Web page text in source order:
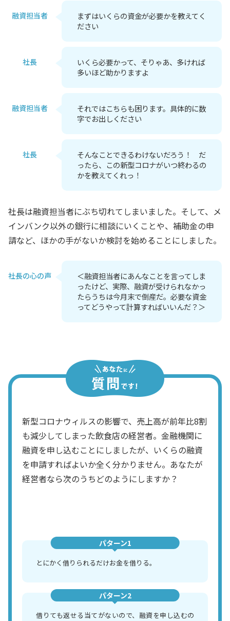
融資担当者
まずはいくらの資金が必要かを教えてく
ださい
社長
いくら必要かって、そりゃあ、多ければ
多いほど助かりますよ
融資担当者
それではこちらも困ります。具体的に数
字でお出しください
社長
そんなことできるわけないだろう！ だ
ったら、この新型コロナがいつ終わるの
かを教えてくれっ！
社長は融資担当者にぶち切れてしまいました。そして、メ
インバンク以外の銀行に相談にいくことや、補助金の申
請など、ほかの手がないか検討を始めることにしました。
社長の心の声
＜融資担当者にあんなことを言ってしま
ったけど、実際、融資が受けられなかっ
たらうちは今月末で倒産だ。必要な資金
ってどうやって計算すればいいんだ？＞
新型コロナウィルスの影響で、売上高が前年比8割
も減少してしまった飲食店の経営者。金融機関に
融資を申し込むことにしましたが、いくらの融資
を申請すればよいか全く分かりません。あなたが
経営者なら次のうちどのようにしますか？
パターン1
とにかく借りられるだけお金を借りる。
パターン2
借りても返せる当てがないので、融資を申し込むの